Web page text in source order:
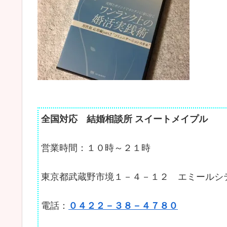
全国対応 結婚相談所 スイートメイプル
営業時間：１０時～２１時
東京都武蔵野市境１－４－１２ エミールシ
電話： ０４２２－３８－４７８０